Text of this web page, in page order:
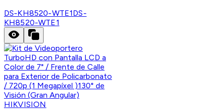
DS-KH8520-WTE1DS-
KH8520-WTE1
HIKVISION